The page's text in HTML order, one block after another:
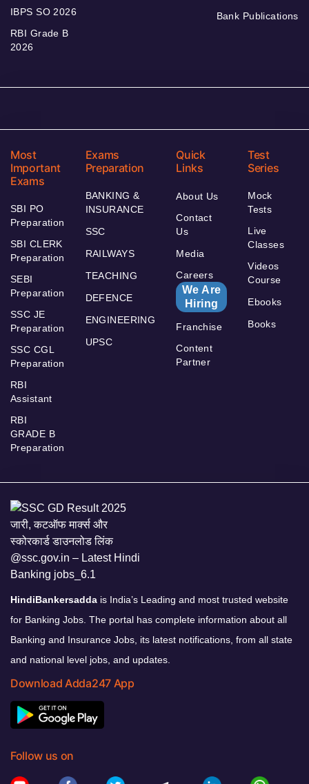
IBPS SO 2026
RBI Grade B
2026
Bank Publications
Most
Important
Exams
SBI PO
Preparation
SBI CLERK
Preparation
SEBI
Preparation
SSC JE
Preparation
SSC CGL
Preparation
RBI
Assistant
RBI
GRADE B
Preparation
Exams
Preparation
BANKING &
INSURANCE
SSC
RAILWAYS
TEACHING
DEFENCE
ENGINEERING
UPSC
Quick
Links
About Us
Contact
Us
Media
Careers
We Are
Hiring
Franchise
Content
Partner
Test
Series
Mock
Tests
Live
Classes
Videos
Course
Ebooks
Books
HindiBankersadda is India’s Leading and most trusted website
for Banking Jobs. The portal has complete information about all
Banking and Insurance Jobs, its latest notifications, from all state
and national level jobs, and updates.
Download Adda247 App
Follow us on